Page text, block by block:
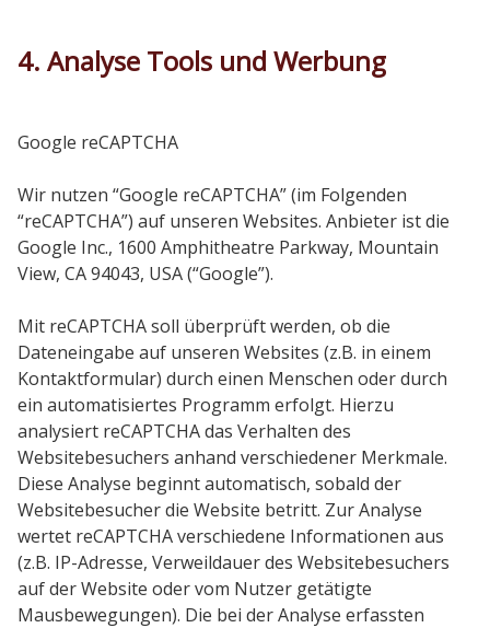
4. Analyse Tools und Werbung
Google reCAPTCHA
Wir nutzen “Google reCAPTCHA” (im Folgenden
“reCAPTCHA”) auf unseren Websites. Anbieter ist die
Google Inc., 1600 Amphitheatre Parkway, Mountain
View, CA 94043, USA (“Google”).
Mit reCAPTCHA soll überprüft werden, ob die
Dateneingabe auf unseren Websites (z.B. in einem
Kontaktformular) durch einen Menschen oder durch
ein automatisiertes Programm erfolgt. Hierzu
analysiert reCAPTCHA das Verhalten des
Websitebesuchers anhand verschiedener Merkmale.
Diese Analyse beginnt automatisch, sobald der
Websitebesucher die Website betritt. Zur Analyse
wertet reCAPTCHA verschiedene Informationen aus
(z.B. IP-Adresse, Verweildauer des Websitebesuchers
auf der Website oder vom Nutzer getätigte
Mausbewegungen). Die bei der Analyse erfassten